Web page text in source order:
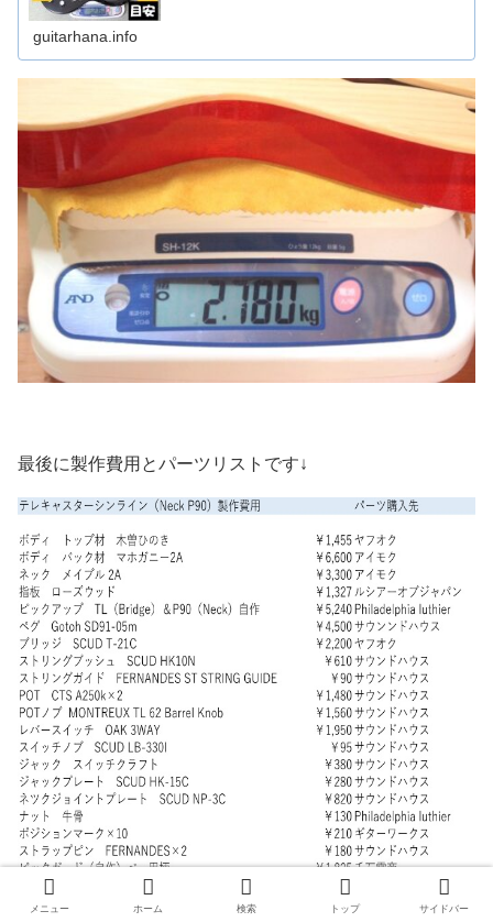
れていませんでした。現在ではどうか？重量をしっかりと
guitarhana.info
最後に製作費用とパーツリストです↓
メニュー ホーム 検索 トップ サイドバー